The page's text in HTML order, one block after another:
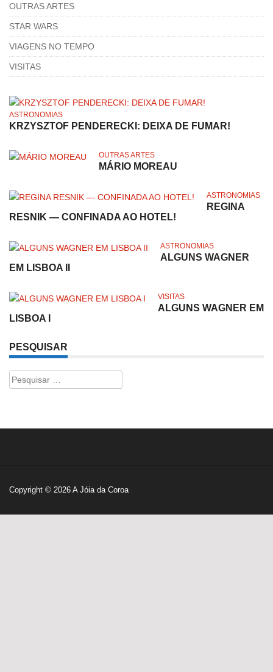
OUTRAS ARTES
STAR WARS
VIAGENS NO TEMPO
VISITAS
ASTRONOMIAS
KRZYSZTOF PENDERECKI: DEIXA DE FUMAR!
OUTRAS ARTES
MÁRIO MOREAU
ASTRONOMIAS
REGINA
RESNIK — CONFINADA AO HOTEL!
ASTRONOMIAS
ALGUNS WAGNER
EM LISBOA II
VISITAS
ALGUNS WAGNER EM
LISBOA I
PESQUISAR
Pesquisar
por:
Copyright © 2026 A Jóia da Coroa